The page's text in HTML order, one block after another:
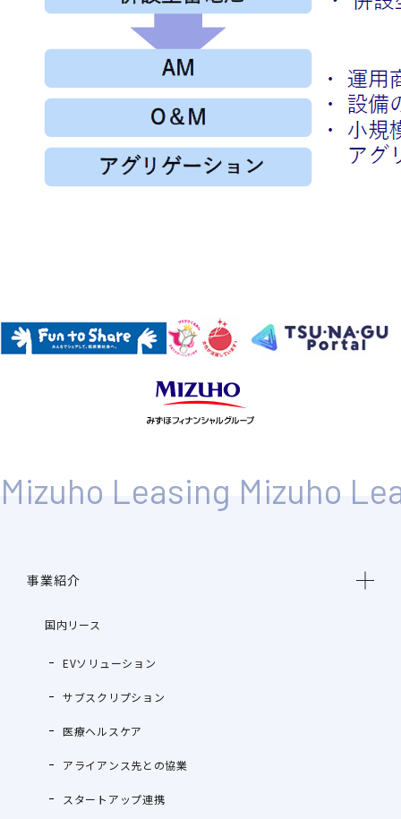
事業紹介
国内リース
EVソリューション
サブスクリプション
医療ヘルスケア
アライアンス先との協業
スタートアップ連携